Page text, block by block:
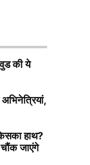
की ये
हाथ?
जाएंगे